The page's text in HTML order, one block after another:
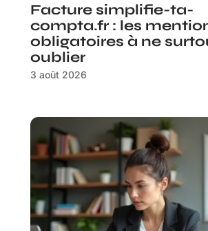
Facture simplifie-ta-
compta.fr : les
obligatoires à ne
oublier
3 août 2026